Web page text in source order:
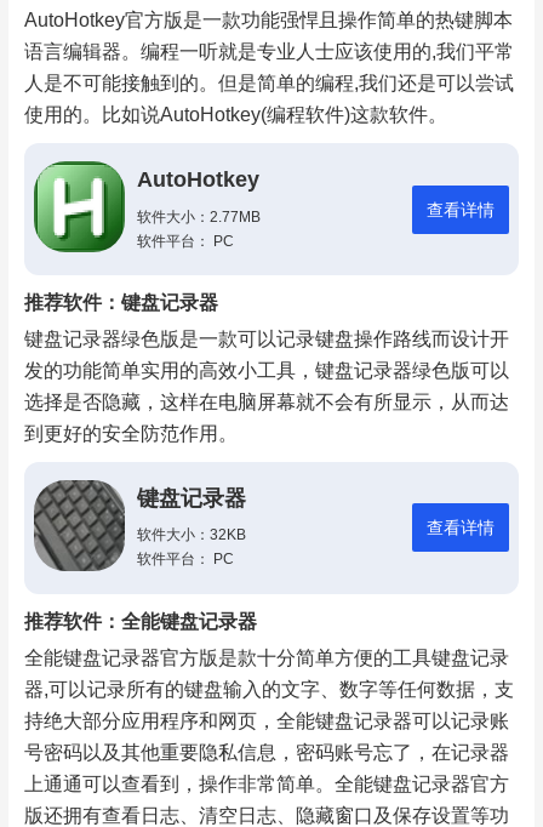
AutoHotkey官方版是一款功能强悍且操作简单的热键脚本
语言编辑器。编程一听就是专业人士应该使用的,我们平常
人是不可能接触到的。但是简单的编程,我们还是可以尝试
使用的。比如说AutoHotkey(编程软件)这款软件。
AutoHotkey
软件大小：2.77MB
软件平台： PC
查看详情
推荐软件：键盘记录器
键盘记录器绿色版是一款可以记录键盘操作路线而设计开
发的功能简单实用的高效小工具，键盘记录器绿色版可以
选择是否隐藏，这样在电脑屏幕就不会有所显示，从而达
到更好的安全防范作用。
键盘记录器
软件大小：32KB
软件平台： PC
查看详情
推荐软件：全能键盘记录器
全能键盘记录器官方版是款十分简单方便的工具键盘记录
器,可以记录所有的键盘输入的文字、数字等任何数据，支
持绝大部分应用程序和网页，全能键盘记录器可以记录账
号密码以及其他重要隐私信息，密码账号忘了，在记录器
上通通可以查看到，操作非常简单。全能键盘记录器官方
版还拥有查看日志、清空日志、隐藏窗口及保存设置等功